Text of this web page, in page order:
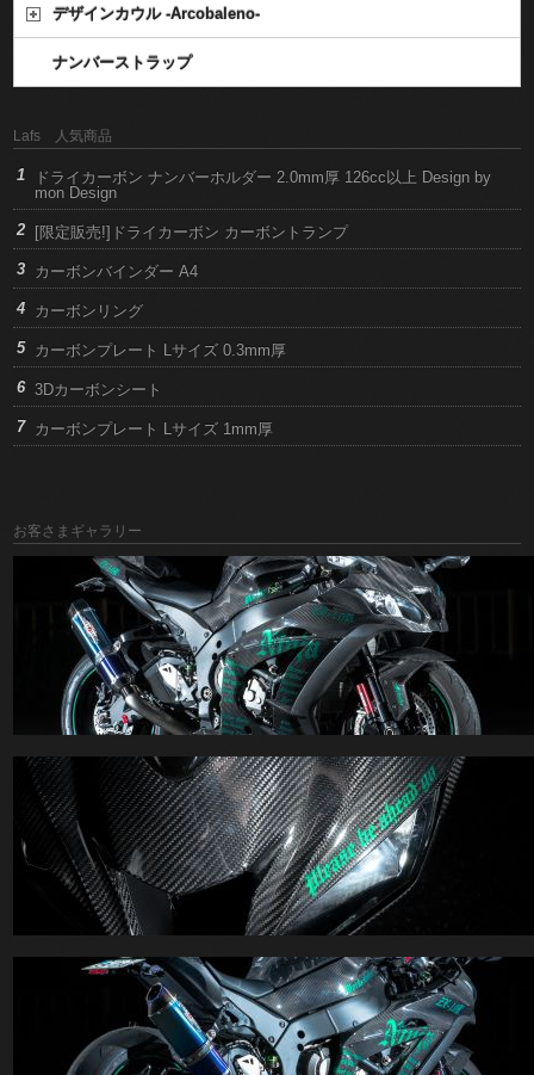
デザインカウル -Arcobaleno-
ナンバーストラップ
Lafs 人気商品
ドライカーボン ナンバーホルダー 2.0mm厚 126cc以上 Design by
mon Design
[限定販売!]ドライカーボン カーボントランプ
カーボンバインダー A4
カーボンリング
カーボンプレート Lサイズ 0.3mm厚
3Dカーボンシート
カーボンプレート Lサイズ 1mm厚
お客さまギャラリー